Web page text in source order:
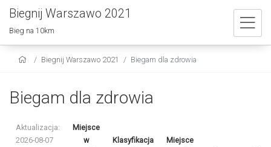
Biegnij Warszawo 2021
Bieg na 10km
Biegnij Warszawo 2021 Biegam dla zdrowia
Biegam dla zdrowia
Aktualizacja:
2026-08-07
Miejsce
w
Klasyfikacja
Miejsce